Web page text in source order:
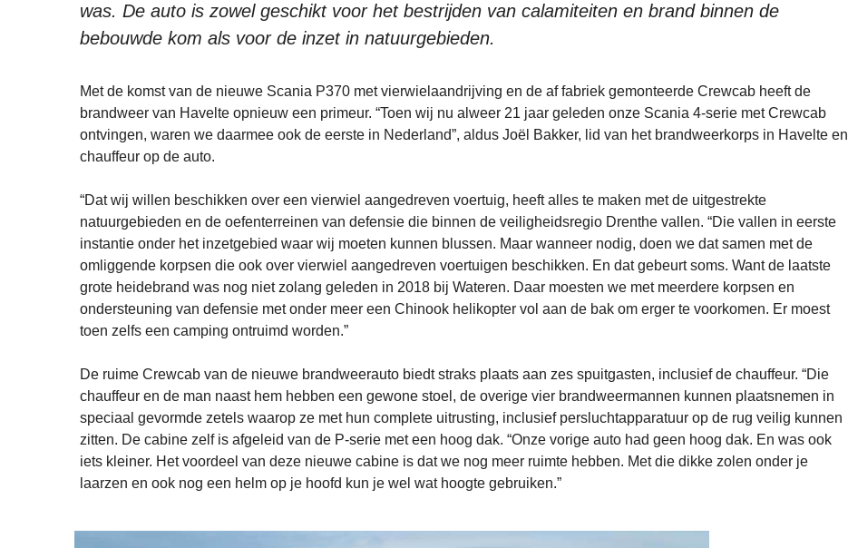
was. De auto is zowel geschikt voor het bestrijden van calamiteiten en brand binnen de
bebouwde kom als voor de inzet in natuurgebieden.
Met de komst van de nieuwe Scania P370 met vierwielaandrijving en de af fabriek gemonteerde Crewcab heeft de
brandweer van Havelte opnieuw een primeur. “Toen wij nu alweer 21 jaar geleden onze Scania 4-serie met Crewcab
ontvingen, waren we daarmee ook de eerste in Nederland”, aldus Joël Bakker, lid van het brandweerkorps in Havelte en
chauffeur op de auto.
“Dat wij willen beschikken over een vierwiel aangedreven voertuig, heeft alles te maken met de uitgestrekte
natuurgebieden en de oefenterreinen van defensie die binnen de veiligheidsregio Drenthe vallen. “Die vallen in eerste
instantie onder het inzetgebied waar wij moeten kunnen blussen. Maar wanneer nodig, doen we dat samen met de
omliggende korpsen die ook over vierwiel aangedreven voertuigen beschikken. En dat gebeurt soms. Want de laatste
grote heidebrand was nog niet zolang geleden in 2018 bij Wateren. Daar moesten we met meerdere korpsen en
ondersteuning van defensie met onder meer een Chinook helikopter vol aan de bak om erger te voorkomen. Er moest
toen zelfs een camping ontruimd worden.”
De ruime Crewcab van de nieuwe brandweerauto biedt straks plaats aan zes spuitgasten, inclusief de chauffeur. “Die
chauffeur en de man naast hem hebben een gewone stoel, de overige vier brandweermannen kunnen plaatsnemen in
speciaal gevormde zetels waarop ze met hun complete uitrusting, inclusief persluchtapparatuur op de rug veilig kunnen
zitten. De cabine zelf is afgeleid van de P-serie met een hoog dak. “Onze vorige auto had geen hoog dak. En was ook
iets kleiner. Het voordeel van deze nieuwe cabine is dat we nog meer ruimte hebben. Met die dikke zolen onder je
laarzen en ook nog een helm op je hoofd kun je wel wat hoogte gebruiken.”